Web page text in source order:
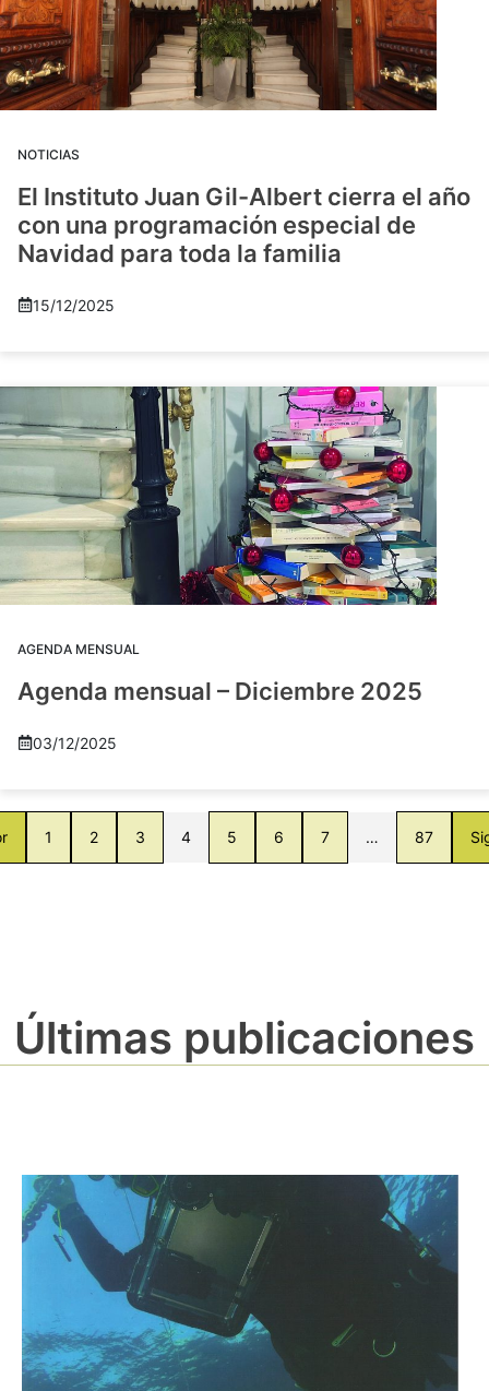
NOTICIAS
El Instituto Juan Gil-Albert cierra el año
con una programación especial de
Navidad para toda la familia
15/12/2025
AGENDA MENSUAL
Agenda mensual – Diciembre 2025
03/12/2025
1 2 3 4 5 6 7 … 87
Últimas publicaciones